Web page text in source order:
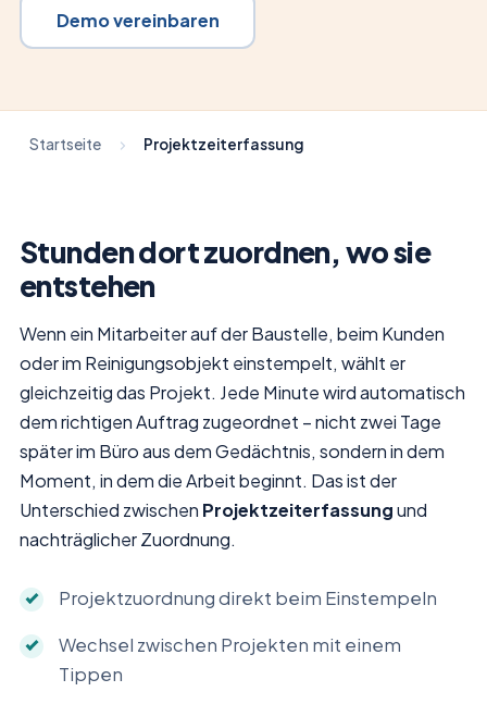
Demo vereinbaren
Startseite Projektzeiterfassung
Stunden dort zuordnen, wo sie
entstehen
Wenn ein Mitarbeiter auf der Baustelle, beim Kunden
oder im Reinigungsobjekt einstempelt, wählt er
gleichzeitig das Projekt. Jede Minute wird automatisch
dem richtigen Auftrag zugeordnet – nicht zwei Tage
später im Büro aus dem Gedächtnis, sondern in dem
Moment, in dem die Arbeit beginnt. Das ist der
Unterschied zwischen Projektzeiterfassungund
nachträglicher Zuordnung.
Projektzuordnung direkt beim Einstempeln
Wechsel zwischen Projekten mit einem
Tippen